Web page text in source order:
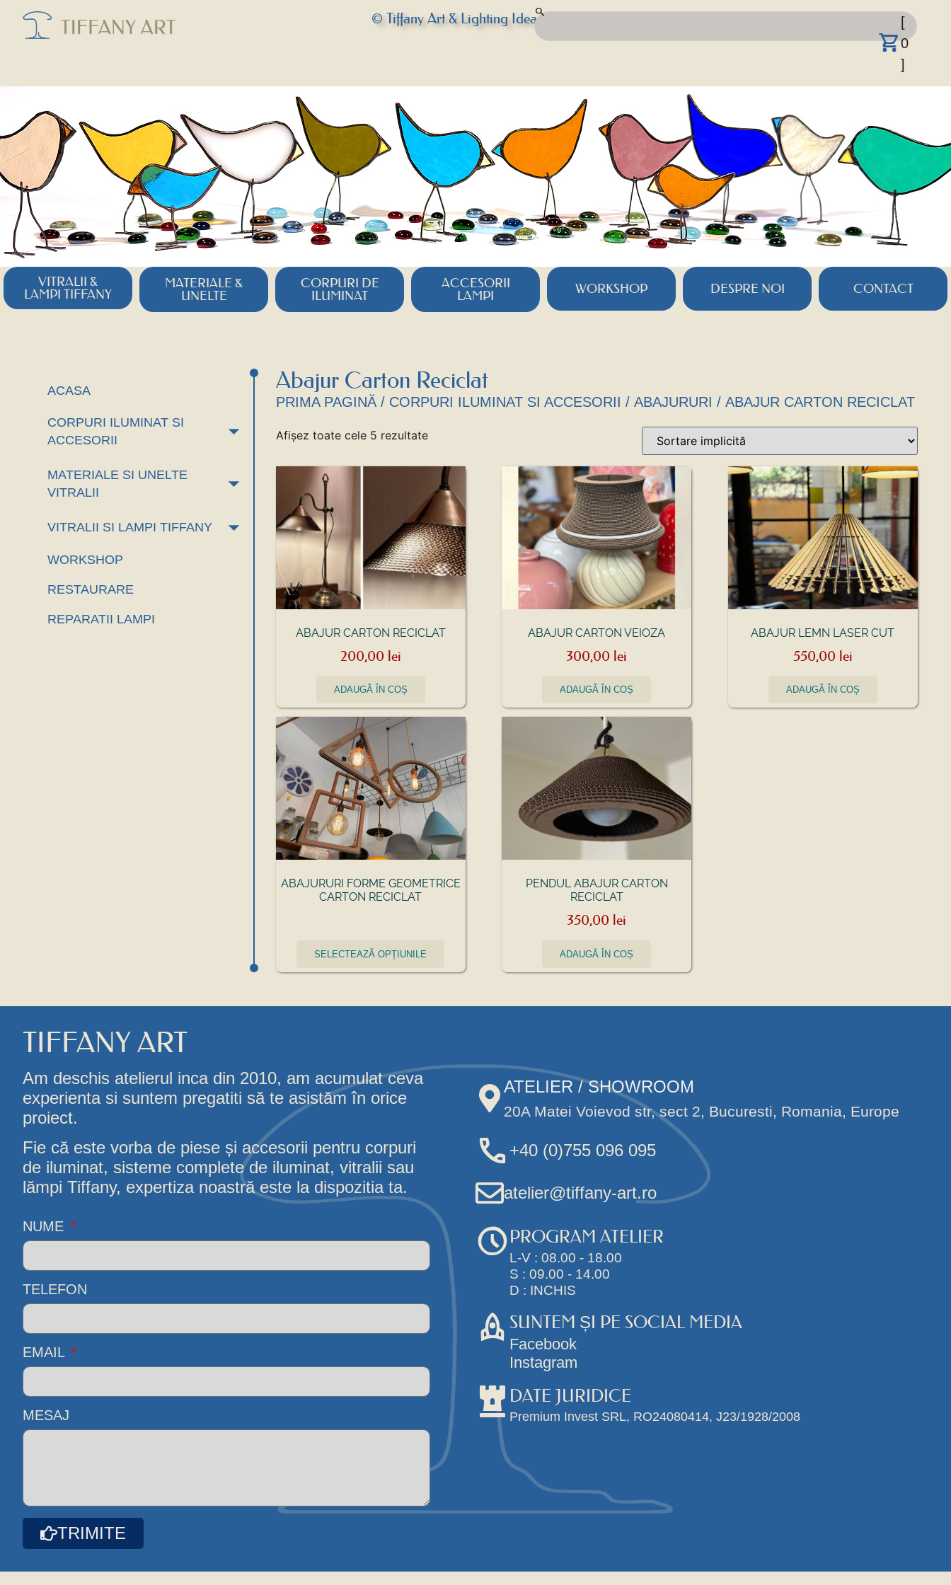
© Tiffany Art & Lighting Idea
[
0
]
VITRALII &
LAMPI TIFFANY
MATERIALE &
UNELTE
CORPURI DE
ILUMINAT
ACCESORII
LAMPI
WORKSHOP DESPRE NOI CONTACT
ACASA
+
CORPURI ILUMINAT SI
ACCESORII
+
MATERIALE SI UNELTE
VITRALII
+
VITRALII SI LAMPI TIFFANY
WORKSHOP
RESTAURARE
REPARATII LAMPI
Abajur Carton Reciclat
PRIMA PAGINĂ/ CORPURI ILUMINAT SI ACCESORII / ABAJURURI / ABAJUR CARTON RECICLAT
Afișez toate cele 5 rezultate
ABAJUR CARTON RECICLAT
200,00 lei
ADAUGĂ ÎN COȘ
ABAJUR CARTON VEIOZA
300,00 lei
ADAUGĂ ÎN COȘ
ABAJUR LEMN LASER CUT
550,00 lei
ADAUGĂ ÎN COȘ
ABAJURURI FORME GEOMETRICE
CARTON RECICLAT
SELECTEAZĂ OPȚIUNILE
PENDUL ABAJUR CARTON
RECICLAT
350,00 lei
ADAUGĂ ÎN COȘ
TIFFANY ART
Am deschis atelierul inca din 2010, am acumulat ceva
experienta si suntem pregatiti să te asistăm în orice
proiect.
Fie că este vorba de piese și accesorii pentru corpuri
de iluminat, sisteme complete de iluminat, vitralii sau
lămpi Tiffany, expertiza noastră este la dispozitia ta.
NUME
TELEFON
EMAIL
MESAJ
TRIMITE
ATELIER / SHOWROOM
20A Matei Voievod str, sect 2, Bucuresti, Romania, Europe
+40 (0)755 096 095
atelier@tiffany-art.ro
PROGRAM ATELIER
L-V : 08.00 - 18.00
S : 09.00 - 14.00
D : INCHIS
SUNTEM ȘI PE SOCIAL MEDIA
Facebook
Instagram
DATE JURIDICE
Premium Invest SRL, RO24080414, J23/1928/2008